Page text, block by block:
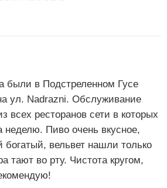
были в Подстреленном Гусе
ул. Nadrazni. Обслуживание
всех ресторанов сети в которых
неделю. Пиво очень вкусное,
вельвет нашли только
тают во рту. Чистота кругом,